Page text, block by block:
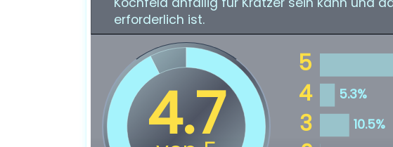
erforderlich ist.